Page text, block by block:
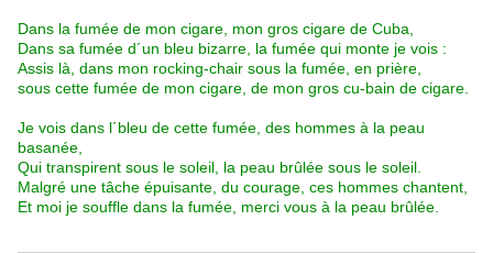
Dans la fumée de mon cigare, mon gros cigare de Cuba,
Dans sa fumée d´un bleu bizarre, la fumée qui monte je vois :
Assis là, dans mon rocking-chair sous la fumée, en prière,
sous cette fumée de mon cigare, de mon gros cu-bain de cigare.
Je vois dans l´bleu de cette fumée, des hommes à la peau
basanée,
Qui transpirent sous le soleil, la peau brûlée sous le soleil.
Malgré une tâche épuisante, du courage, ces hommes chantent,
Et moi je souffle dans la fumée, merci vous à la peau brûlée.